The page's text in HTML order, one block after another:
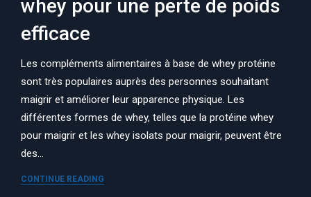
whey pour une perte de poids
efficace
Les compléments alimentaires à base de whey protéine
sont très populaires auprès des personnes souhaitant
maigrir et améliorer leur apparence physique. Les
différentes formes de whey, telles que la protéine whey
pour maigrir et les whey isolats pour maigrir, peuvent être
des…
CONTINUE READING